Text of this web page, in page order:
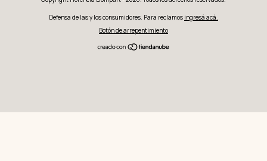
Defensa de las y los consumidores. Para reclamos ingresá acá.
Botón de arrepentimiento